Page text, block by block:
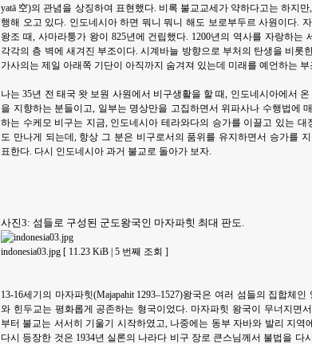
yatā 空)의 관념을 상징하여 표현했다. 비록 불교교세가 약하다고는 하지
행해 오고 있다. 인도네시아 하면 뭐니 뭐니 해도 보로부두르 사원이다.
왕조 때, 사마라퉁가 왕이 825년에 건립했다. 1200년의 역사를 자랑하
각각의 층 벽에 새겨진 부조이다. 시계바늘 방향으로 부처의 탄생을 비
가사의는 제일 아래쪽 기단이 아직까지 숨겨져 있는데 미래를 예언하는
나는 35년 전 태국 왓 보원 사원에서 비구생활을 할 때, 인도네시아에서
을 지향하는 분들이고, 일부는 명상만을 고집하면서 위파사나 수행법에
하는 수케모 비구는 지금, 인도네시아 테라와다의 승가를 이끌고 있는
도 만나게 되는데, 항상 그 분은 비구로서의 품위를 유지하면서 승가를
표한다. 다시 인도네시아 과거 불교로 돌아가 보자.
사진3: 섬들로 구성된 군도왕국인 마자파힛 최대 판도.
indonesia03.jpg [ 11.23 KiB | 5 번째 조회 ]
13-16세기의 마자파힛(Majapahit 1293–1527)왕국은 여러 섬들의 집합체
와 힌두교는 평화롭게 공존하는 형국이었다. 마자파힛 왕국이 무너지면
부터 불교는 서서히 기울기 시작하였고, 나중에는 동부 자바와 발리 지
다시 등장한 것은 1934년 실론의 나라다 비구 장로 큰스님께서 불법을 다